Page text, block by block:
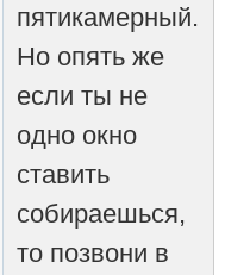
пятикамерный.
Но опять же
если ты не
одно окно
ставить
собираешься,
то позвони в